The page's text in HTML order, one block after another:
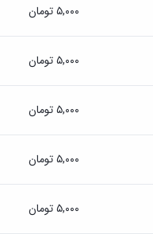
۵,۰۰۰ تومان
۵,۰۰۰ تومان
۵,۰۰۰ تومان
۵,۰۰۰ تومان
۵,۰۰۰ تومان